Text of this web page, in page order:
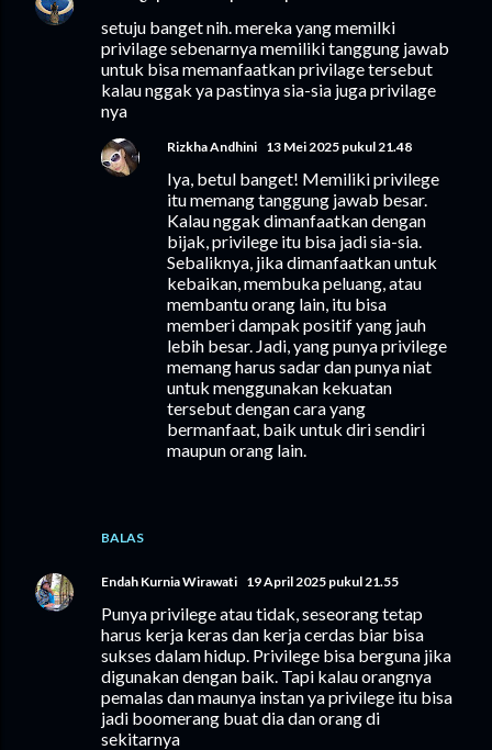
setuju banget nih. mereka yang memilki
privilage sebenarnya memiliki tanggung jawab
untuk bisa memanfaatkan privilage tersebut
kalau nggak ya pastinya sia-sia juga privilage
nya
BALAS
Rizkha Andhini 13 Mei 2025 pukul 21.48
Iya, betul banget! Memiliki privilege
itu memang tanggung jawab besar.
Kalau nggak dimanfaatkan dengan
bijak, privilege itu bisa jadi sia-sia.
Sebaliknya, jika dimanfaatkan untuk
kebaikan, membuka peluang, atau
membantu orang lain, itu bisa
memberi dampak positif yang jauh
lebih besar. Jadi, yang punya privilege
memang harus sadar dan punya niat
untuk menggunakan kekuatan
tersebut dengan cara yang
bermanfaat, baik untuk diri sendiri
maupun orang lain.
Endah Kurnia Wirawati 19 April 2025 pukul 21.55
Punya privilege atau tidak, seseorang tetap
harus kerja keras dan kerja cerdas biar bisa
sukses dalam hidup. Privilege bisa berguna jika
digunakan dengan baik. Tapi kalau orangnya
pemalas dan maunya instan ya privilege itu bisa
jadi boomerang buat dia dan orang di
sekitarnya